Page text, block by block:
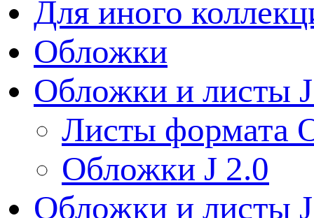
Для иного
Обложки
Обложки и листы
Листы формата
Обложки J 2.0
Обложки и листы